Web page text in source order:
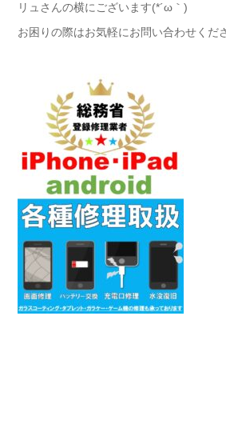
リュさんの横にございます(*´ω｀)
お困りの際はお気軽にお問い合わせくだ